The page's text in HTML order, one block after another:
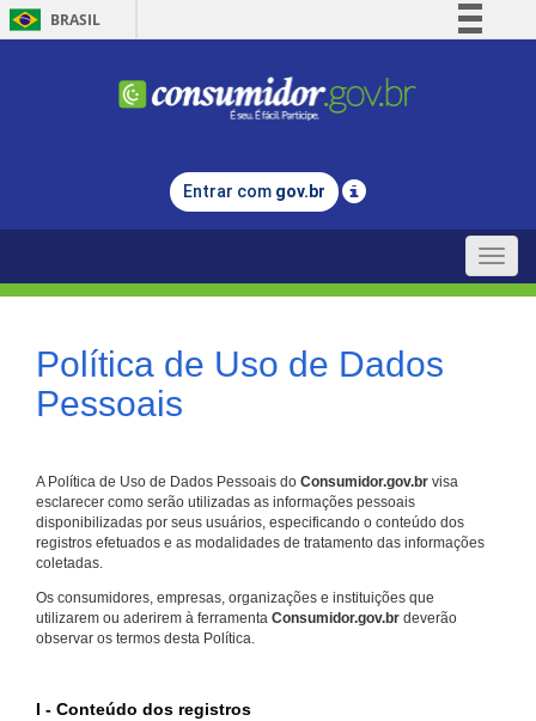
BRASIL
Comunica BR
Legislação
Entrar com gov.br
Toggle
Política de Uso de Dados
Pessoais
A Política de Uso de Dados Pessoais do Consumidor.gov.br visa
esclarecer como serão utilizadas as informações pessoais
disponibilizadas por seus usuários, especificando o conteúdo dos
registros efetuados e as modalidades de tratamento das informações
coletadas.
Os consumidores, empresas, organizações e instituições que
utilizarem ou aderirem à ferramenta Consumidor.gov.br deverão
observar os termos desta Política.
I - Conteúdo dos registros